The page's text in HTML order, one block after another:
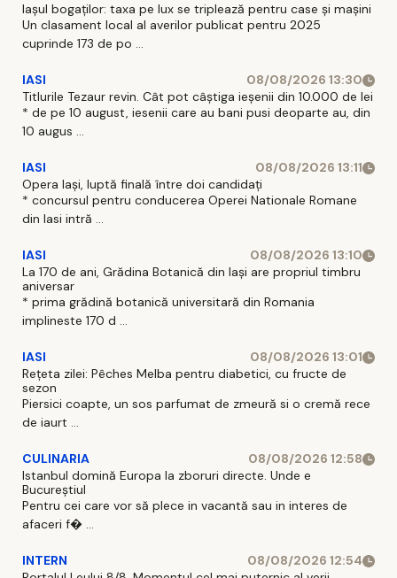
Iașul bogaților: taxa pe lux se triplează pentru case și mașini
Un clasament local al averilor publicat pentru 2025
cuprinde 173 de po ...
IASI
08/08/2026 13:30
Titlurile Tezaur revin. Cât pot câștiga ieșenii din 10.000 de lei
* de pe 10 august, iesenii care au bani pusi deoparte au, din
10 augus ...
IASI
08/08/2026 13:11
Opera Iași, luptă finală între doi candidați
* concursul pentru conducerea Operei Nationale Romane
din Iasi intră ...
IASI
08/08/2026 13:10
La 170 de ani, Grădina Botanică din Iași are propriul timbru
aniversar
* prima grădină botanică universitară din Romania
implineste 170 d ...
IASI
08/08/2026 13:01
Rețeta zilei: Pêches Melba pentru diabetici, cu fructe de
sezon
Piersici coapte, un sos parfumat de zmeură si o cremă rece
de iaurt ...
CULINARIA
08/08/2026 12:58
Istanbul domină Europa la zboruri directe. Unde e
Bucureștiul
Pentru cei care vor să plece in vacantă sau in interes de
afaceri f� ...
INTERN
08/08/2026 12:54